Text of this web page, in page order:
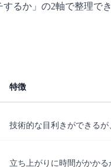
るか」の2軸で整理でき
特徴
技術的な目利きができる
立ち上がりに時間がかか